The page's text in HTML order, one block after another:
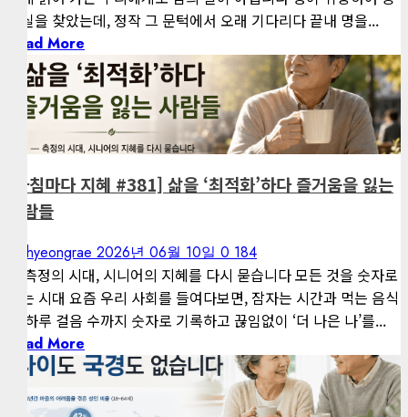
급실을 찾았는데, 정작 그 문턱에서 오래 기다리다 끝내 명을...
Read More
1 minute read
게재된 글
아침마다 지혜
[아침마다 지혜 #381] 삶을 ‘최적화’하다 즐거움을 잃는
사람들
kimhyeongrae 2026년 06월 10일 0 184
— 측정의 시대, 시니어의 지혜를 다시 묻습니다 모든 것을 숫자로
재는 시대 요즘 우리 사회를 들여다보면, 잠자는 시간과 먹는 음식
과 하루 걸음 수까지 숫자로 기록하고 끊임없이 ‘더 나은 나’를...
Read More
1 minute read
게재된 글